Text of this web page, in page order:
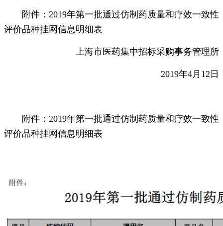
附件：2019年第一批通过仿制药质量和疗效一致性
评价品种挂网信息明细表
上海市医药集中招标采购事务管理所
2019年4月12日
附件：2019年第一批通过仿制药质量和疗效一致性
评价品种挂网信息明细表